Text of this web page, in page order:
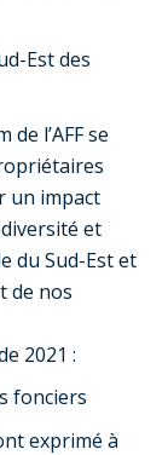
Est des
l’AFF se
un impact
et
du Sud-Est et
de nos
2021 :
fonciers
exprimé à